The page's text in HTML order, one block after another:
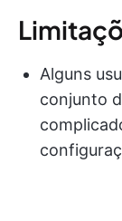
Alguns
conjunto